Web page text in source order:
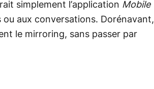
simplement l’application Mobile
ou aux conversations. Dorénavant,
le mirroring, sans passer par